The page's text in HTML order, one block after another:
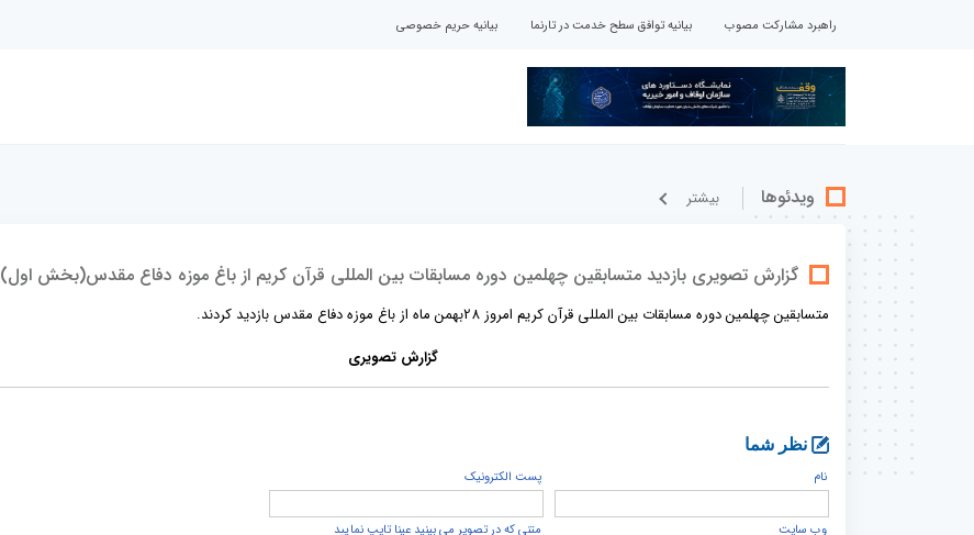
راهبرد مشارکت مصوب بیانیه توافق سطح خدمت در تارنما بیانیه حریم خصوصی
ویدئوها بيشتر
گزارش تصویری بازدید متسابقین چهلمین دوره مسابقات بین المللی قرآن کریم از باغ موزه دفاع مقدس(بخش اول)
متسابقین چهلمین دوره مسابقات بین المللی قرآن کریم امروز 28بهمن ماه از باغ موزه دفاع مقدس بازدید کردند.
گزارش تصویری
نظر شما
نام
پست الكترونيک
وب سایت متنی که در تصویر می بینید عینا تایپ نمایید